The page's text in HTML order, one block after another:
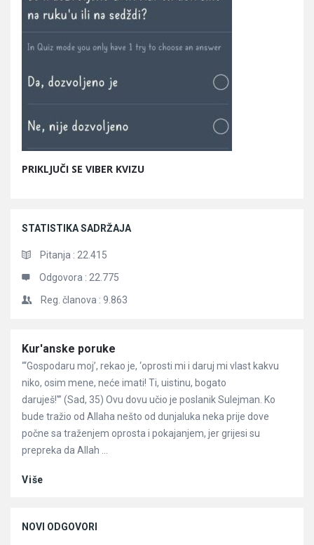
PRIKLJUČI SE VIBER KVIZU
STATISTIKA SADRŽAJA
Pitanja : 22.415
Odgovora : 22.775
Reg. članova : 9.863
Članci
Kur'anske poruke
“‘Gospodaru moj’, rekao je, ‘oprosti mi i daruj mi vlast kakvu
niko, osim mene, neće imati! Ti, uistinu, bogato
daruješ!'” (Sad, 35) Ovu dovu učio je poslanik Sulejman. Ko
bude tražio od Allaha nešto od dunjaluka neka prije dove
počne sa traženjem oprosta i pokajanjem, jer grijesi su
prepreka da Allah ...
Više
NOVI ODGOVORI